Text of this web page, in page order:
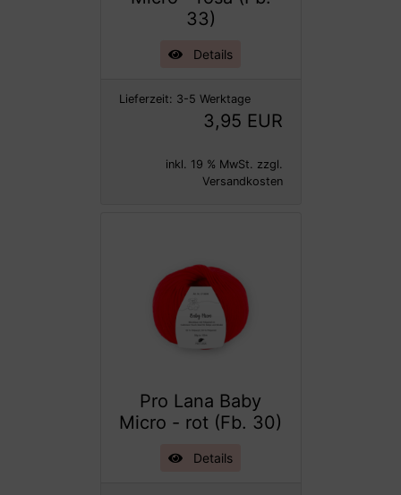
33)
Details
Lieferzeit: 3-5 Werktage
3,95 EUR
inkl. 19 % MwSt. zzgl.
Versandkosten
Pro Lana Baby
Micro - rot (Fb. 30)
Details